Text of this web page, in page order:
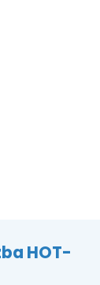
HOT-